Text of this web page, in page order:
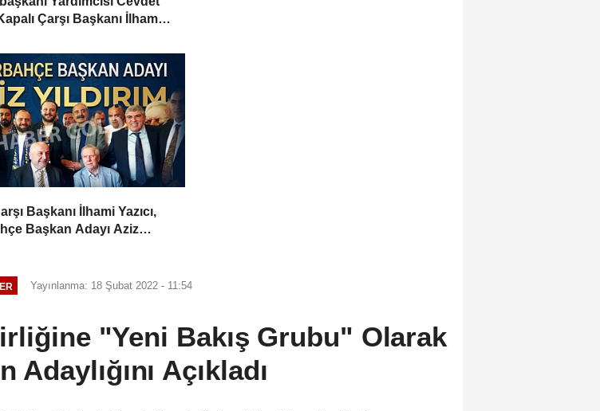
Çarşı Başkanı İlhami
Başkanı İlhami Yazıcı,
Başkan Adayı Aziz
Yayınlanma: 18 Şubat 2022 - 11:54
"Yeni Bakış Grubu" Olarak
Adaylığını Açıkladı